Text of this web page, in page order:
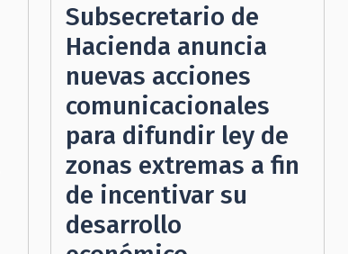
Subsecretario de
Hacienda anuncia
nuevas acciones
comunicacionales
para difundir ley de
zonas extremas a fin
de incentivar su
desarrollo